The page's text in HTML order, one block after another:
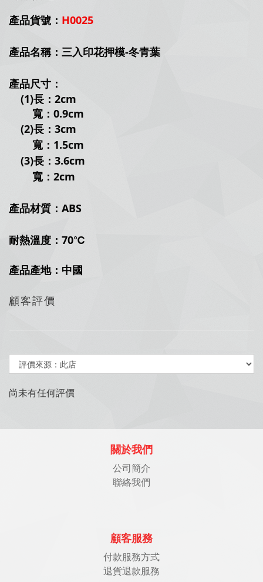
產品貨號： H0025
產品名稱：三入印花押模-冬青葉
產品尺寸：
(1)長：2cm
寬：0.9cm
(2)長：3cm
寬：1.5cm
(3)長：3.6cm
寬：2cm
產品材質：ABS
耐熱溫度：70℃
產品產地：中國
顧客評價
尚未有任何評價
關於我們
公司簡介
聯絡我們
顧客服務
付款服務方式
退貨退款服務